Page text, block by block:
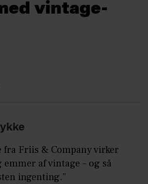
vintage-
fra Friis & Company virker
af vintage – og så
ingenting.”